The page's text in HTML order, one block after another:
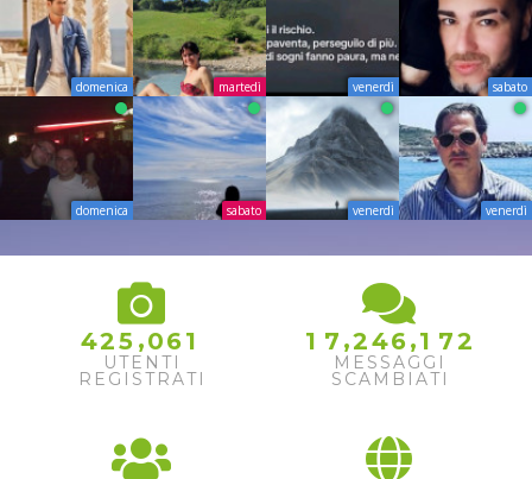
domenica martedì venerdì sabato
domenica sabato venerdì venerdì
425 ,061
UTENTI
REGISTRATI
1 7 ,246,1 72
MESSAGGI
SCAMBIATI